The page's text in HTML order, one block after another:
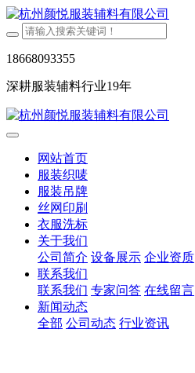
18668093355
深耕服装辅料行业19年
网站首页
服装织唛
服装吊牌
丝网印刷
衣服洗标
关于我们
公司简介 设备展示 企业资质
联系我们
联系我们 专家问答 在线留言
新闻动态
全部 公司动态 行业资讯